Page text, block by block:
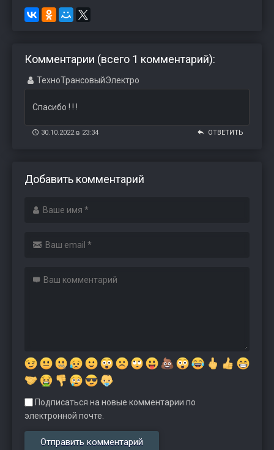
Комментарии (всего 1 комментарий):
ТехноТрансовыйЭлектро
Спасибо ! ! !
30.10.2022 в 23:34 ОТВЕТИТЬ
Добавить комментарий
Подписаться на новые комментарии по
электронной почте.